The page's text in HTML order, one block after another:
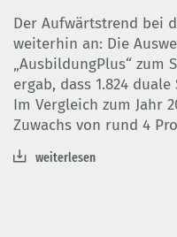
Der Aufwärtstrend bei
weiterhin an: Die
„AusbildungPlus“ zum
ergab, dass 1.824
Im Vergleich zum Jahr
Zuwachs von rund 4
weiterlesen